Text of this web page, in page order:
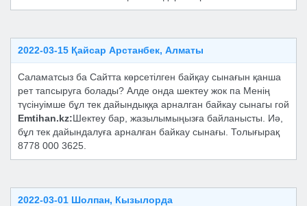
2022-03-15 Қайсар Арстанбек, Алматы
Саламатсыз ба Сайтта көрсетілген байқау сынағын қанша
рет тапсыруга болады? Алде онда шектеу жок па Менің
түсінуімше бұл тек дайындыққа арналган байкау сынагы гой
Emtihan.kz:Шектеу бар, жазылымыңызға байланысты. Иә,
бұл тек дайындалуға арналған байкау сынағы. Толығырақ
8778 000 3625.
2022-03-01 Шолпан, Кызылорда